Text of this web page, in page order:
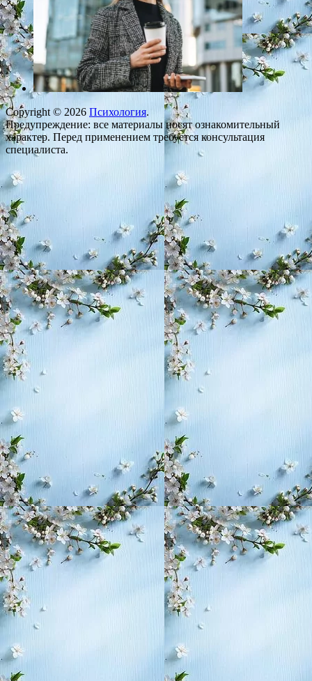
Copyright © 2026 Психология.
Предупреждение: все материалы носят ознакомительный
характер. Перед применением требуется консультация
специалиста.